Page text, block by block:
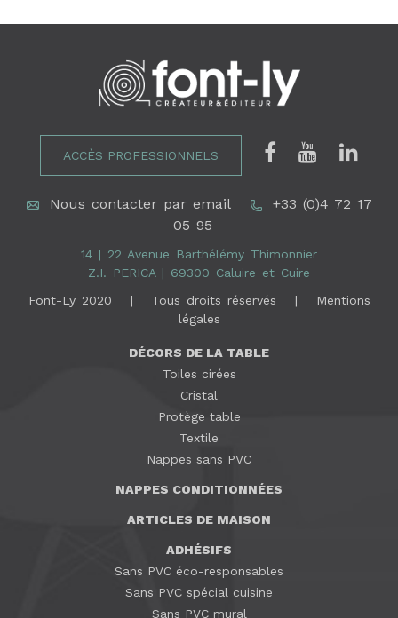
ACCÈS PROFESSIONNELS
Nous contacter par email
+33 (0)4 72 17
05 95
14 | 22 Avenue Barthélémy Thimonnier
Z.I. PERICA | 69300 Caluire et Cuire
Font-Ly 2020 | Tous droits réservés |
Mentions
légales
DÉCORS DE LA TABLE
Toiles cirées
Cristal
Protège table
Textile
Nappes sans PVC
NAPPES CONDITIONNÉES
ARTICLES DE MAISON
ADHÉSIFS
Sans PVC éco-responsables
Sans PVC spécial cuisine
Sans PVC mural